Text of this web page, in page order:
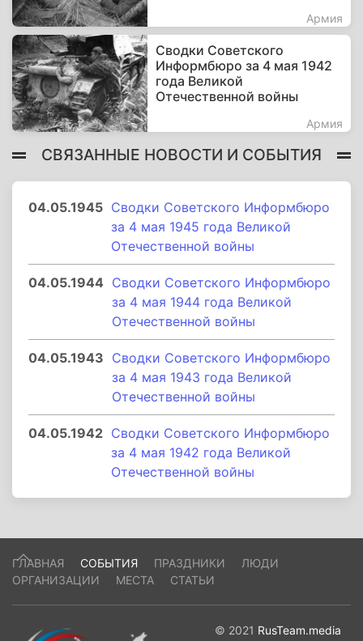
Армия
Сводки Советского
Информбюро за 4 мая 1942
года Великой
Отечественной войны
Армия
СВЯЗАННЫЕ НОВОСТИ И СОБЫТИЯ
04.05.1945 Сводки Советского Информбюро
за 4 мая 1945 года Великой
Отечественной войны
04.05.1944 Сводки Советского Информбюро
за 4 мая 1944 года Великой
Отечественной войны
04.05.1943 Сводки Советского Информбюро
за 4 мая 1943 года Великой
Отечественной войны
04.05.1942 Сводки Советского Информбюро
за 4 мая 1942 года Великой
Отечественной войны
ГЛАВНАЯ СОБЫТИЯ ПРАЗДНИКИ
ЛЮДИ
ОРГАНИЗАЦИИ
МЕСТА СТАТЬИ
© 2021 RusTeam.media